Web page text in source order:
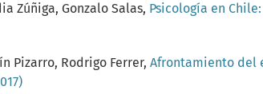
Zúñiga, Gonzalo Salas, Psicología en
Pizarro, Rodrigo Ferrer, Afrontamiento del